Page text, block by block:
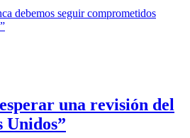
una revisión del
Unidos”